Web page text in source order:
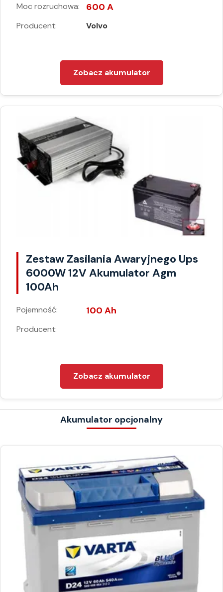
Moc rozruchowa: 600 A
Producent: Volvo
Zobacz akumulator
Zestaw Zasilania Awaryjnego Ups
6000W 12V Akumulator Agm
100Ah
Pojemność: 100 Ah
Producent:
Zobacz akumulator
Akumulator opcjonalny